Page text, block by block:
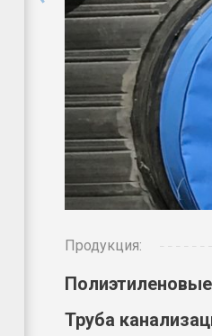
Продукция:
Труба